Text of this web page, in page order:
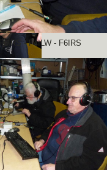
F6IRS - F4ILW - F6IRS